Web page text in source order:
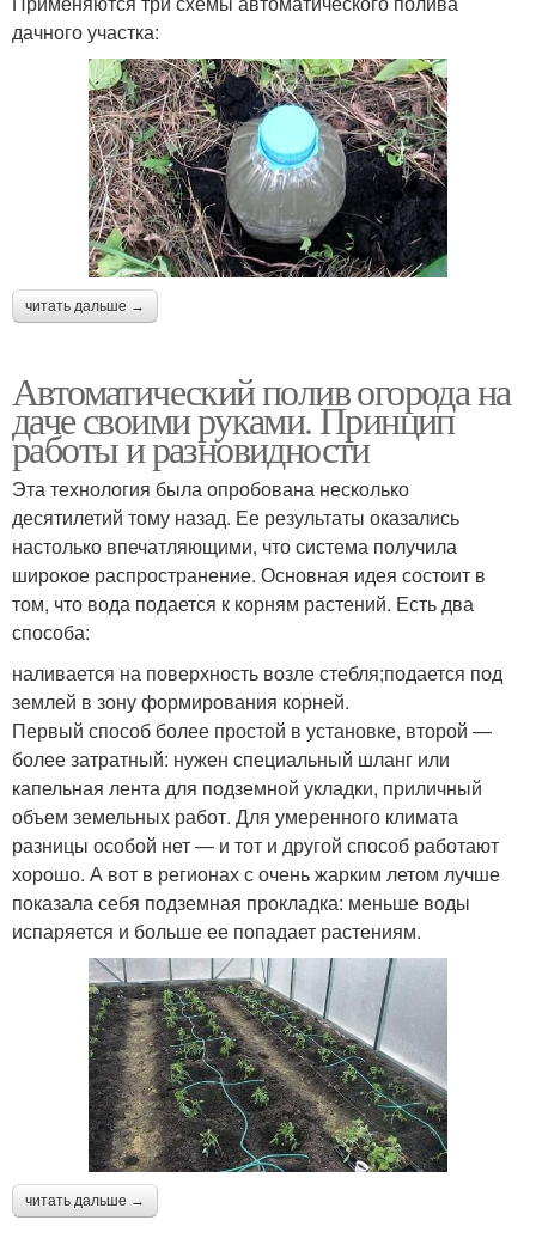
дачного участка:
читать дальше →
Автоматический полив огорода на
даче своими руками. Принцип
работы и разновидности
Эта технология была опробована несколько
десятилетий тому назад. Ее результаты оказались
настолько впечатляющими, что система получила
широкое распространение. Основная идея состоит в
том, что вода подается к корням растений. Есть два
способа:
наливается на поверхность возле стебля;подается под
землей в зону формирования корней.
Первый способ более простой в установке, второй —
более затратный: нужен специальный шланг или
капельная лента для подземной укладки, приличный
объем земельных работ. Для умеренного климата
разницы особой нет — и тот и другой способ работают
хорошо. А вот в регионах с очень жарким летом лучше
показала себя подземная прокладка: меньше воды
испаряется и больше ее попадает растениям.
читать дальше →